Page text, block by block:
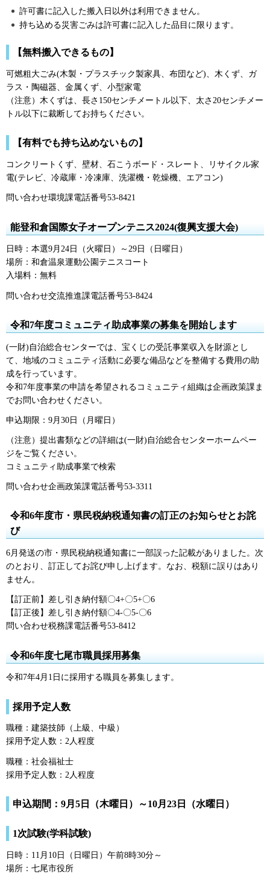
許可書に記入した搬入日以外は利用できません。
持ち込める災害ごみは許可書に記入した品目に限ります。
【無料搬入できるもの】
可燃粗大ごみ(木製・プラスチック製家具、布団など)、木くず、ガ
ラス・陶磁器、金属くず、小型家電
（注意）木くずは、長さ150センチメートル以下、太さ20センチメー
トル以下に裁断してお持ちください。
【有料でも持ち込めないもの】
コンクリートくず、壁材、石こうボード・スレート、リサイクル家
電(テレビ、冷蔵庫・冷凍庫、洗濯機・乾燥機、エアコン)
問い合わせ環境課電話番号53-8421
能登和倉国際女子オープンテニス2024(復興支援大会)
日時：本選9月24日（火曜日）～29日（日曜日）
場所：和倉温泉運動公園テニスコート
入場料：無料
問い合わせ交流推進課電話番号53-8424
令和7年度コミュニティ助成事業の募集を開始します
(一財)自治総合センターでは、宝くじの受託事業収入を財源とし
て、地域のコミュニティ活動に必要な備品などを整備する費用の助
成を行っています。
令和7年度事業の申請を希望されるコミュニティ組織は企画政策課ま
でお問い合わせください。
申込期限：9月30日（月曜日）
（注意）提出書類などの詳細は(一財)自治総合センターホームペー
ジをご覧ください。
コミュニティ助成事業で検索
問い合わせ企画政策課電話番号53-3311
令和6年度市・県民税納税通知書の訂正のお知らせとお詫
び
6月発送の市・県民税納税通知書に一部誤った記載がありました。次
のとおり、訂正してお詫び申し上げます。なお、税額に誤りはあり
ません。
【訂正前】差し引き納付額〇4+〇5+〇6
【訂正後】差し引き納付額〇4-〇5-〇6
問い合わせ税務課電話番号53-8412
令和6年度七尾市職員採用募集
令和7年4月1日に採用する職員を募集します。
採用予定人数
職種：建築技師（上級、中級）
採用予定人数：2人程度
職種：社会福祉士
採用予定人数：2人程度
申込期間：9月5日（木曜日）～10月23日（水曜日）
1次試験(学科試験)
日時：11月10日（日曜日）午前8時30分～
場所：七尾市役所